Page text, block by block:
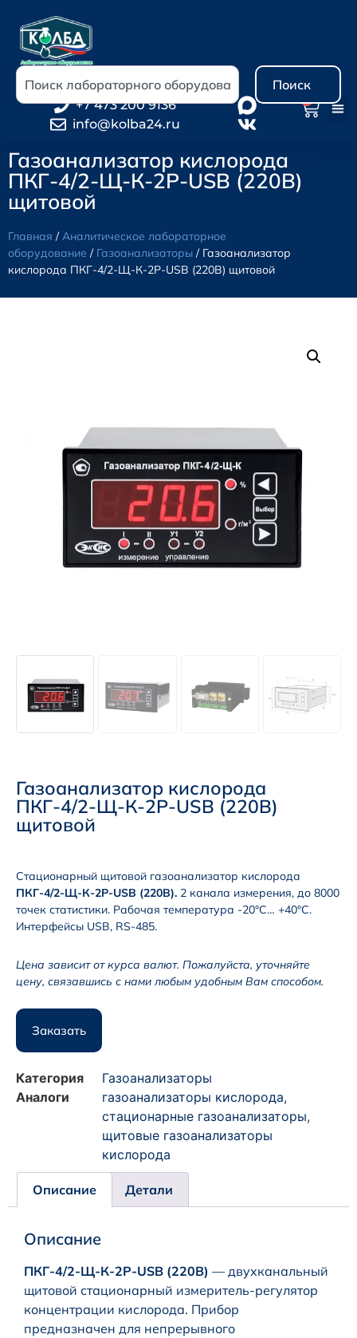
Поиск
+7 473 200 9136
info@kolba24.ru
Газоанализатор кислорода
ПКГ-4/2-Щ-К-2Р-USB (220В)
щитовой
Главная /Аналитическое лабораторное
оборудование / Газоанализаторы / Газоанализатор
кислорода ПКГ-4/2-Щ-К-2Р-USB (220В) щитовой
Газоанализатор кислорода
ПКГ-4/2-Щ-К-2Р-USB (220В)
щитовой
Стационарный щитовой газоанализатор кислорода
ПКГ-4/2-Щ-К-2Р-USB (220В). 2 канала измерения, до 8000
точек статистики. Рабочая температура -20°С… +40°С.
Интерфейсы USB, RS-485.
Цена зависит от курса валют. Пожалуйста, уточняйте
цену, связавшись с нами любым удобным Вам способом.
Заказать
Категория
Газоанализаторы
Аналоги
газоанализаторы кислорода,
стационарные газоанализаторы,
щитовые газоанализаторы
кислорода
Описание Детали
Описание
ПКГ-4/2-Щ-К-2Р-USB (220В) — двухканальный
щитовой стационарный измеритель-регулятор
концентрации кислорода. Прибор
предназначен для непрерывного